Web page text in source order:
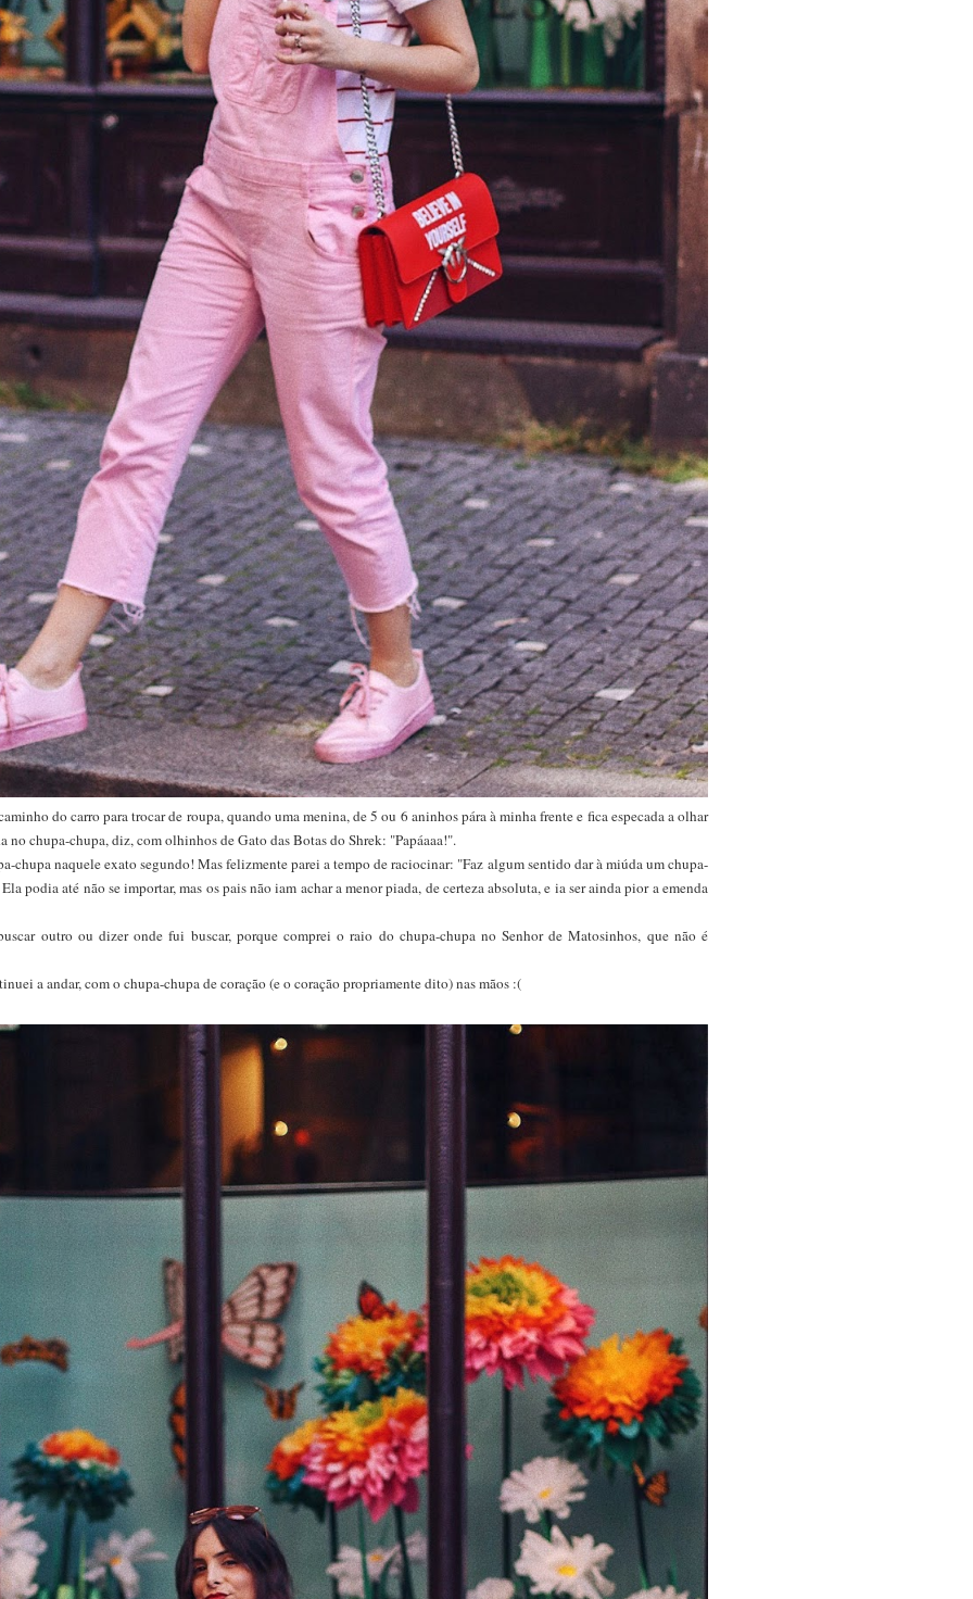
do carro para trocar de roupa, quando uma menina, de 5 ou 6 aninhos pára à minha frente e fica especada a olhar
no chupa-chupa, diz, com olhinhos de Gato das Botas do Shrek: "Papáaaa!".
chupa naquele exato segundo! Mas felizmente parei a tempo de raciocinar: "Faz algum sentido dar à miúda um chupa-
podia até não se importar, mas os pais não iam achar a menor piada, de certeza absoluta, e ia ser ainda pior a emenda
outro ou dizer onde fui buscar, porque comprei o raio do chupa-chupa no Senhor de Matosinhos, que não é
a andar, com o chupa-chupa de coração (e o coração propriamente dito) nas mãos :(